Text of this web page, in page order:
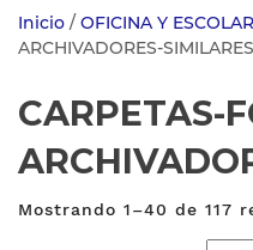
Inicio / OFICINA Y ESCOLAR
ARCHIVADORES-SIMILARES
CARPETAS-
Mostrando 1–40 de 117